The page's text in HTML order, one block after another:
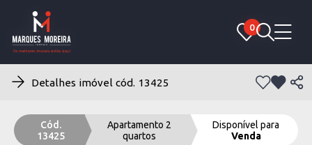
0
0
Detalhes imóvel cód. 13425
Cód.
13425
Apartamento 2
quartos
Disponível para
Venda